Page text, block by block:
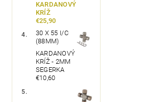
KARDANOVÝ
KRÍŽ
€25,90
30 X 55 I/C
(88MM)
KARDANOVÝ
KRÍŽ - 2MM
SEGERKA
€10,60